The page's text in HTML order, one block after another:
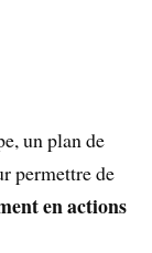
un plan de
permettre de
en actions